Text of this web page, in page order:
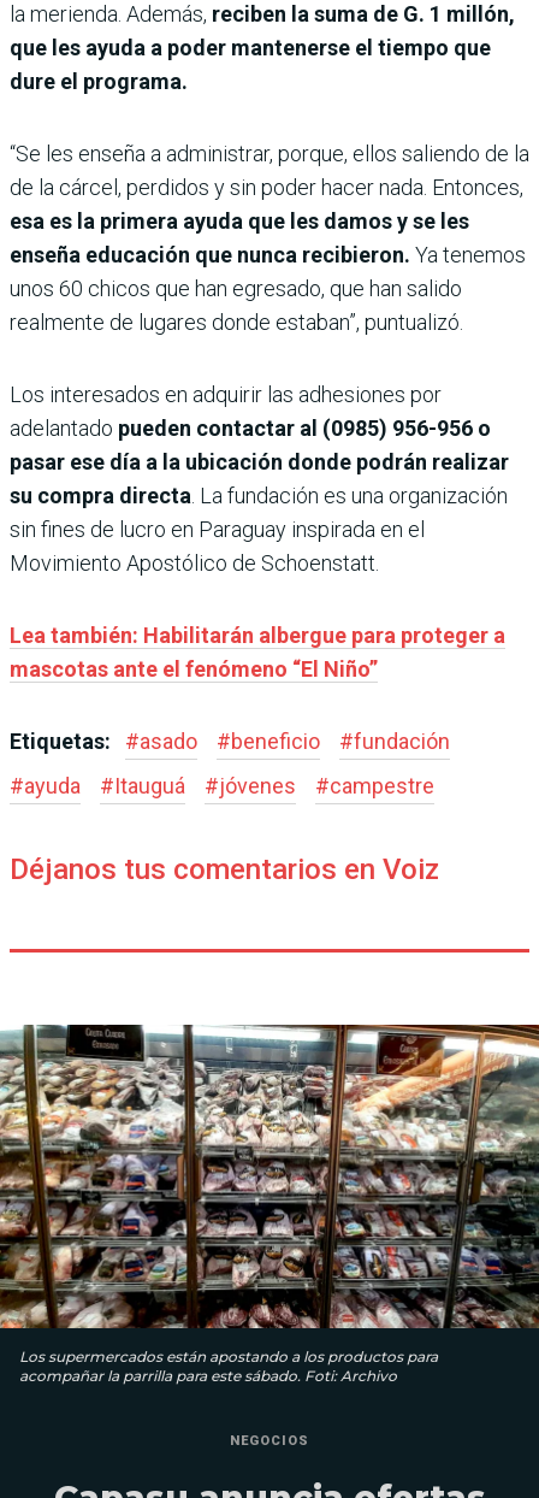
la merienda. Además, reciben la suma de G. 1 millón,
que les ayuda a poder mantenerse el tiempo que
dure el programa.
“Se les enseña a administrar, porque, ellos saliendo de la
de la cárcel, perdidos y sin poder hacer nada. Entonces,
esa es la primera ayuda que les damos y se les
enseña educación que nunca recibieron. Ya tenemos
unos 60 chicos que han egresado, que han salido
realmente de lugares donde estaban”, puntualizó.
Los interesados en adquirir las adhesiones por
adelantado pueden contactar al (0985) 956-956 o
pasar ese día a la ubicación donde podrán realizar
su compra directa. La fundación es una organización
sin fines de lucro en Paraguay inspirada en el
Movimiento Apostólico de Schoenstatt.
Lea también: Habilitarán albergue para proteger a
mascotas ante el fenómeno “El Niño”
Etiquetas: #asado #beneficio #fundación
#ayuda #Itauguá #jóvenes #campestre
Déjanos tus comentarios en Voiz
Los supermercados están apostando a los productos para
acompañar la parrilla para este sábado. Foti: Archivo
NEGOCIOS